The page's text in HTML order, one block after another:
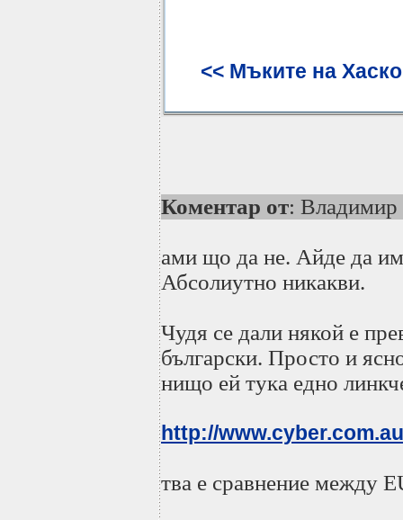
<< Мъките на
Коментар от: Владимир
ами що да не. Айде да
Абсолиутно никакви.
Чудя се дали някой е
български. Просто и
нищо ей тука едно
http://
тва е сравнение между